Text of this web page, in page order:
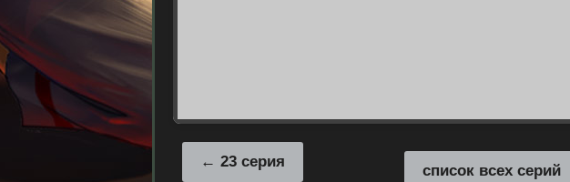
23 серия
список всех серий